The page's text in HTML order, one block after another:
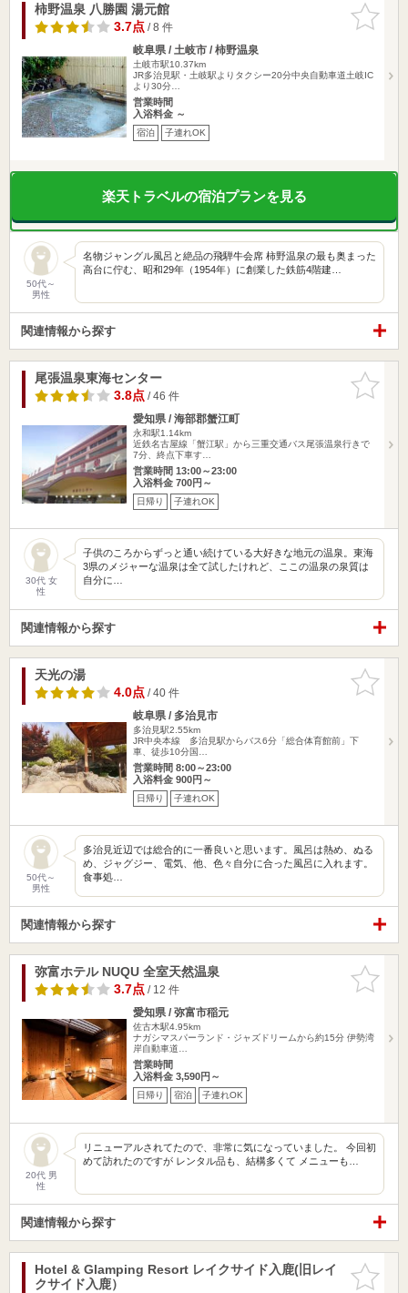
お気に入
りに追加
柿野温泉 八勝園 湯元館
3.7点/ 8 件
岐阜県 / 土岐市 / 柿野温泉
土岐市駅10.37km
JR多治見駅・土岐駅よりタクシー20分中央自動車道土岐IC
より30分…
営業時間
入浴料金 ～
宿泊 子連れOK
楽天トラベルの宿泊プランを見る
50代～
男性
名物ジャングル風呂と絶品の飛騨牛会席 柿野温泉の最も奥まった
高台に佇む、昭和29年（1954年）に創業した鉄筋4階建…
関連情報から探す
お気に入
りに追加
尾張温泉東海センター
3.8点/ 46 件
愛知県 / 海部郡蟹江町
永和駅1.14km
近鉄名古屋線「蟹江駅」から三重交通バス尾張温泉行きで
7分、終点下車す…
営業時間 13:00～23:00
入浴料金 700円～
日帰り 子連れOK
30代 女
性
子供のころからずっと通い続けている大好きな地元の温泉。東海
3県のメジャーな温泉は全て試したけれど、ここの温泉の泉質は
自分に…
関連情報から探す
お気に入
りに追加
天光の湯
4.0点/ 40 件
岐阜県 / 多治見市
多治見駅2.55km
JR中央本線 多治見駅からバス6分「総合体育館前」下
車、徒歩10分国…
営業時間 8:00～23:00
入浴料金 900円～
日帰り 子連れOK
50代～
男性
多治見近辺では総合的に一番良いと思います。風呂は熱め、ぬる
め、ジャグジー、電気、他、色々自分に合った風呂に入れます。
食事処…
関連情報から探す
お気に入
りに追加
弥富ホテル NUQU 全室天然温泉
3.7点/ 12 件
愛知県 / 弥富市稲元
佐古木駅4.95km
ナガシマスパーランド・ジャズドリームから約15分 伊勢湾
岸自動車道…
営業時間
入浴料金 3,590円～
日帰り 宿泊 子連れOK
20代 男
性
リニューアルされてたので、非常に気になっていました。 今回初
めて訪れたのですが レンタル品も、結構多くて メニューも…
関連情報から探す
お気に入
りに追加
Hotel & Glamping Resort レイクサイド入鹿(旧レイ
クサイド入鹿）